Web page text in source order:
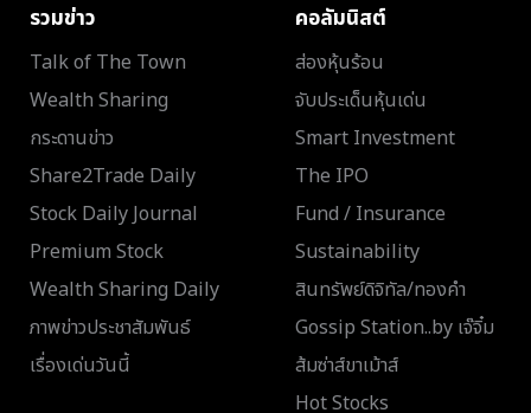
รวมข่าว
Talk of The Town
Wealth Sharing
กระดานข่าว
Share2Trade Daily
Stock Daily Journal
Premium Stock
Wealth Sharing Daily
ภาพข่าวประชาสัมพันธ์
เรื่องเด่นวันนี้
คอลัมนิสต์
ส่องหุ้นร้อน
จับประเด็นหุ้นเด่น
Smart Investment
The IPO
Fund / Insurance
Sustainability
สินทรัพย์ดิจิทัล/ทองคำ
Gossip Station..by เจ๊จิ๋ม
ส้มซ่าส์ขาเม้าส์
Hot Stocks